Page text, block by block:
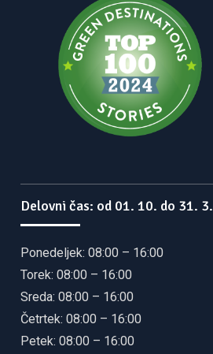
Delovni čas: od 01. 10. do 31. 3.
Ponedeljek: 08:00 – 16:00
Torek: 08:00 – 16:00
Sreda: 08:00 – 16:00
Četrtek: 08:00 – 16:00
Petek: 08:00 – 16:00